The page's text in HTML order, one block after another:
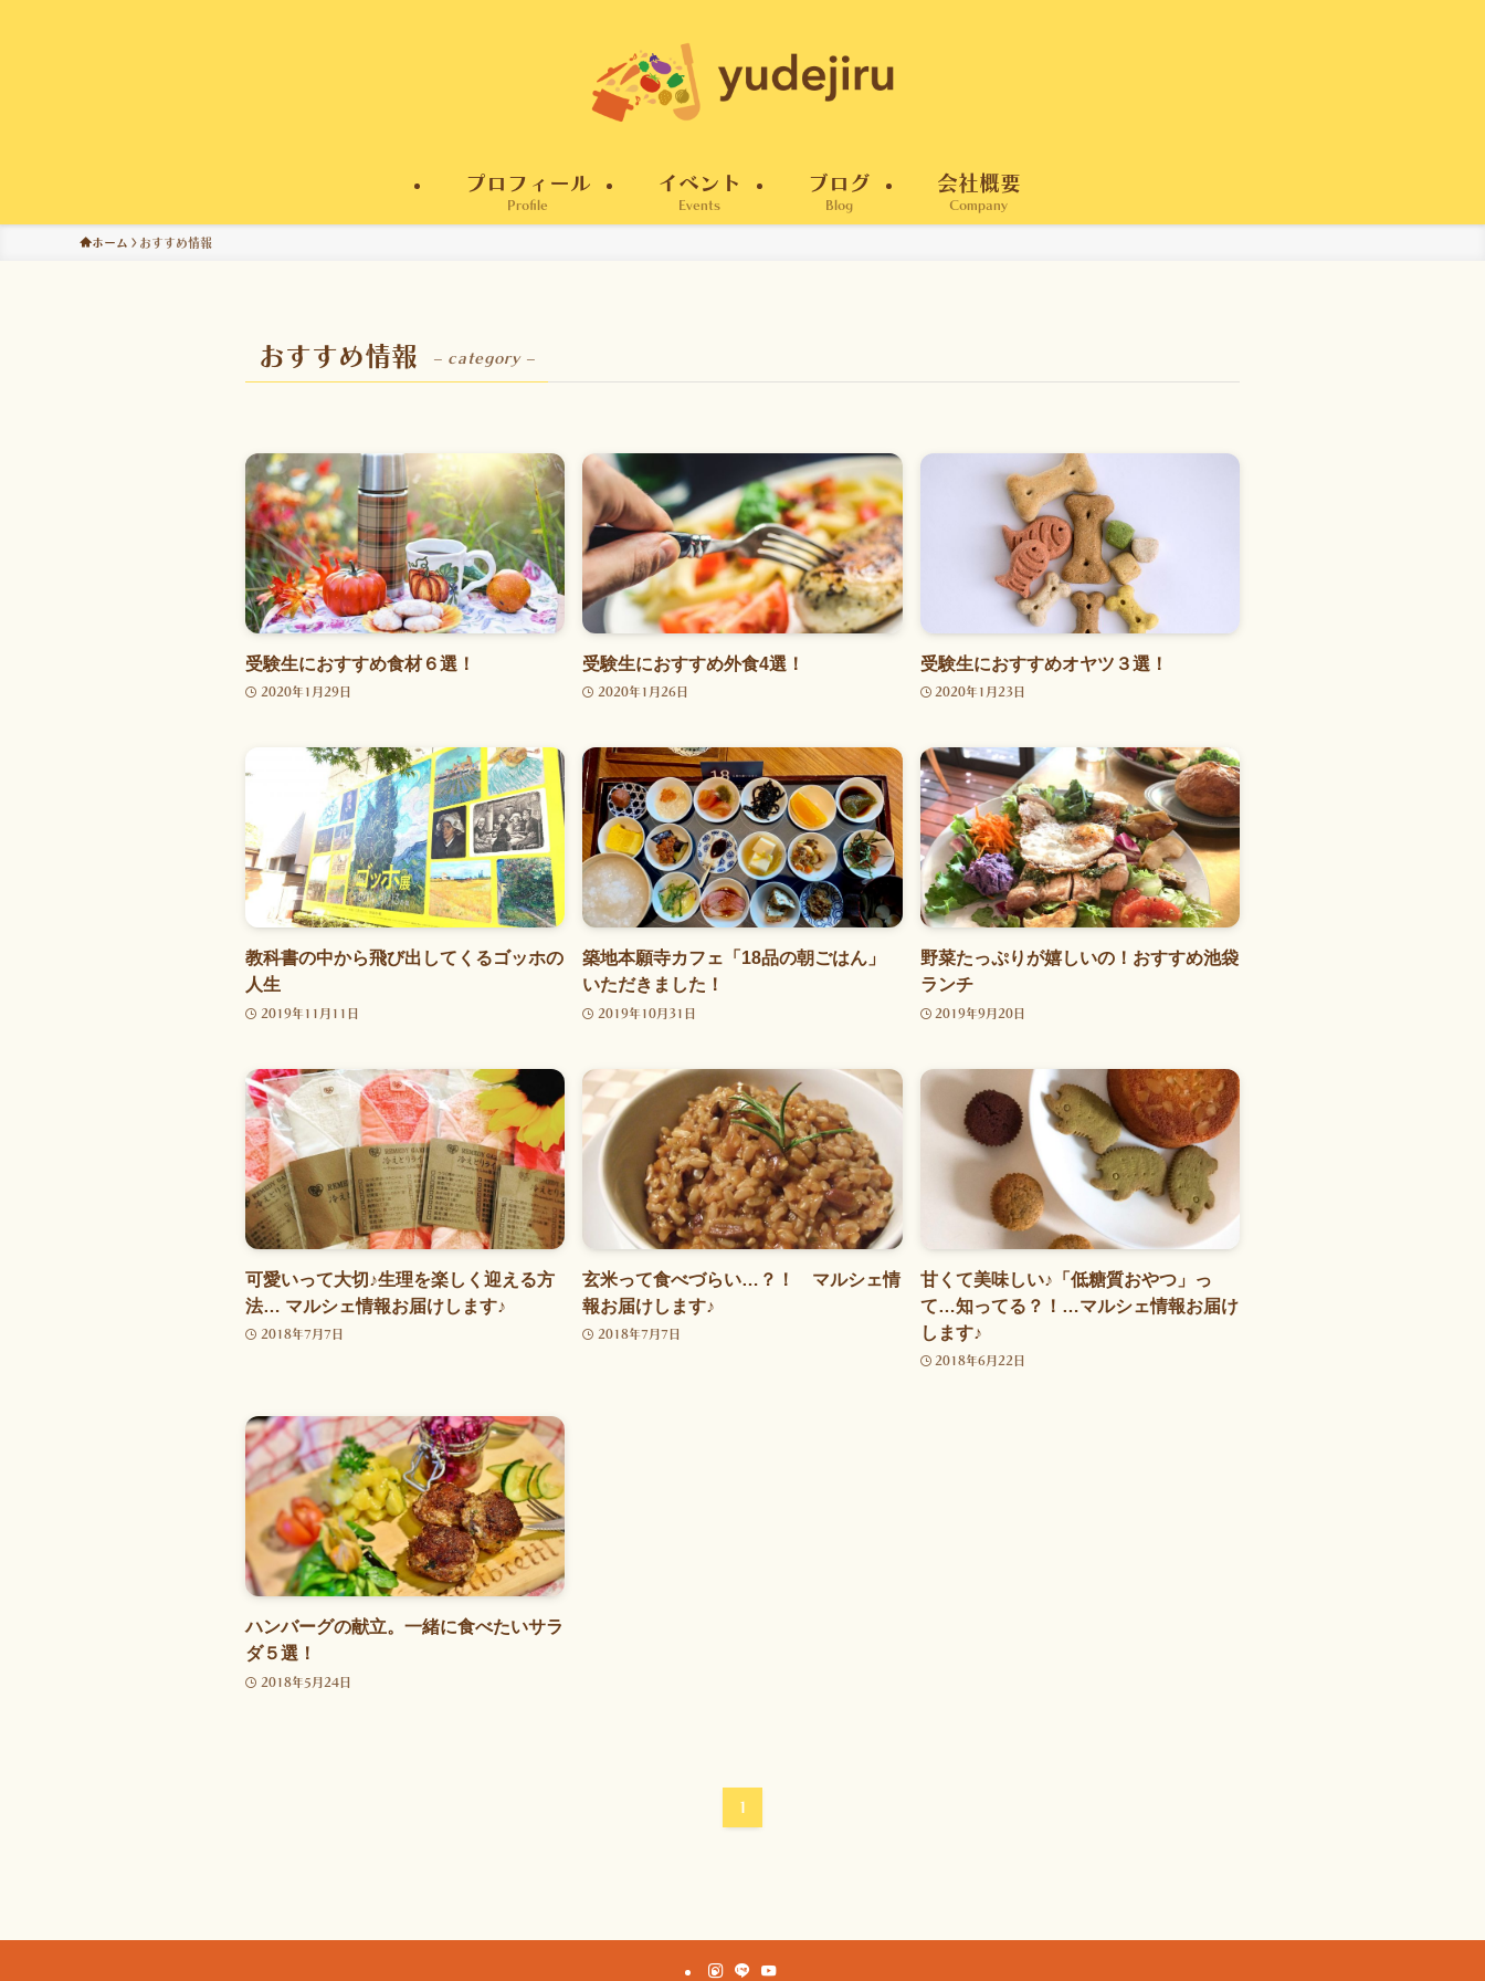
プロフィール
Profile
イベント
Events
ブログ
Blog
会社概要
Company
ホーム おすすめ情報
おすすめ情報 – category –
受験生におすすめ食材６選！
2020年1月29日
受験生におすすめ外食4選！
2020年1月26日
受験生におすすめオヤツ３選！
2020年1月23日
教科書の中から飛び出してくるゴッホの
人生
2019年11月11日
築地本願寺カフェ「18品の朝ごはん」
いただきました！
2019年10月31日
野菜たっぷりが嬉しいの！おすすめ池袋
ランチ
2019年9月20日
可愛いって大切♪生理を楽しく迎える方
法… マルシェ情報お届けします♪
2018年7月7日
玄米って食べづらい…？！ マルシェ情
報お届けします♪
2018年7月7日
甘くて美味しい♪「低糖質おやつ」っ
て…知ってる？！…マルシェ情報お届け
します♪
2018年6月22日
ハンバーグの献立。一緒に食べたいサラ
ダ５選！
2018年5月24日
1